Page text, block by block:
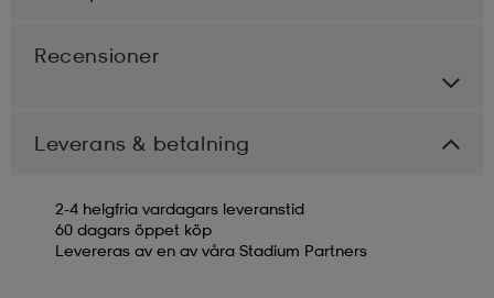
Recensioner
Leverans & betalning
2-4 helgfria vardagars leveranstid
60 dagars öppet köp
Levereras av en av våra Stadium Partners